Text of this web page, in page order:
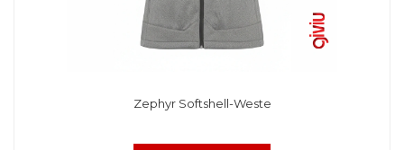
Zephyr Softshell-Weste